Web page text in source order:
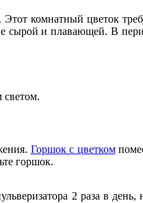
комнатный цветок
сырой и плавающей. В
светом.
Горшок с цветком
горшок.
2 раза в